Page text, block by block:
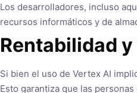
Los desarrolladores, incluso
recursos informáticos y de
Rentabilidad
Si bien el uso de Vertex AI
Esto garantiza que las